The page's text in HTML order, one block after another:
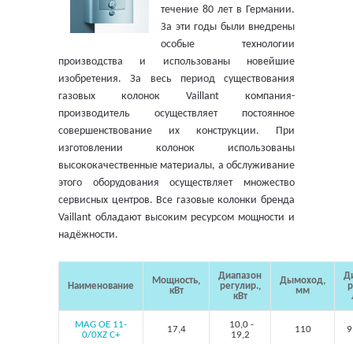
течение 80 лет в Германии.
За эти годы были внедрены
особые технологии
производства и использованы новейшие
изобретения. За весь период существования
газовых колонок Vaillant компания-
производитель осуществляет постоянное
совершенствование их конструкции. При
изготовлении колонок использованы
высококачественные материалы, а обслуживание
этого оборудования осуществляет множество
сервисных центров. Все газовые колонки бренда
Vaillant обладают высоким ресурсом мощности и
надёжности.
Наименование
Мощность,
кВт
Диапазон
регулир.,
кВт
Дымоход,
мм
MAG OE 11-
0/0XZ C+
17,4
10,0 -
19,2
110